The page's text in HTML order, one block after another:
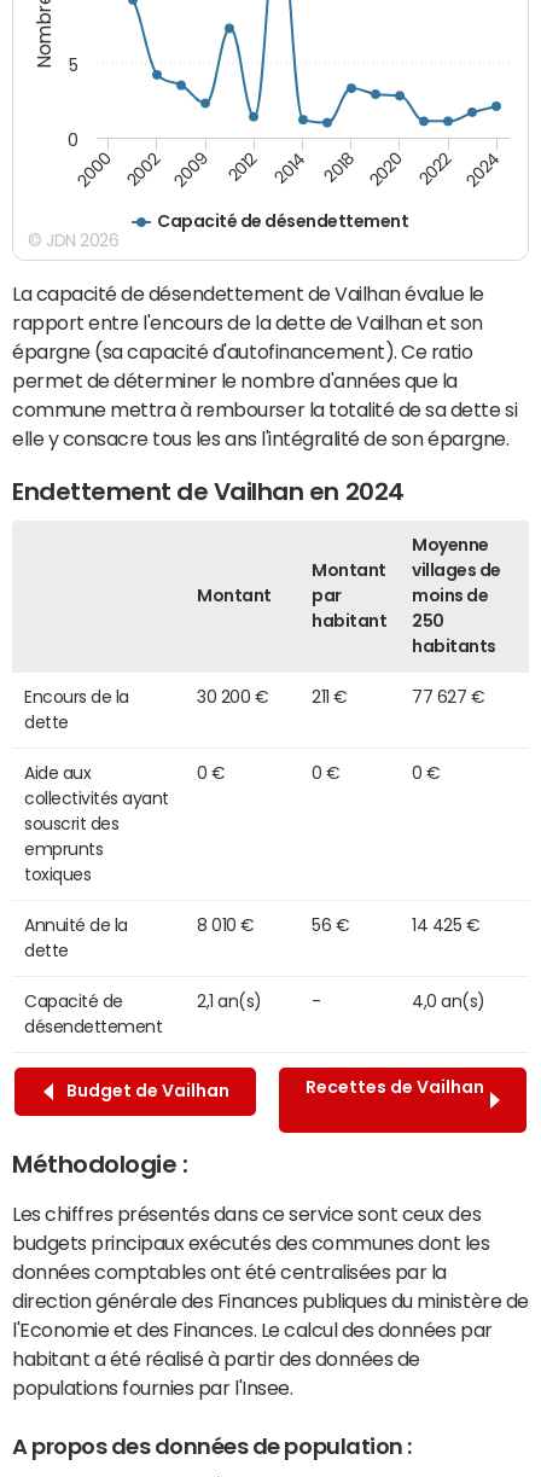
Capacité de désendettement
2000 2002 2009 2012 2014 2018 2020 2022 2024
0
5
© JDN 2026
La capacité de désendettement de Vailhan évalue le
rapport entre l'encours de la dette de Vailhan et son
épargne (sa capacité d'autofinancement). Ce ratio
permet de déterminer le nombre d'années que la
commune mettra à rembourser la totalité de sa dette si
elle y consacre tous les ans l'intégralité de son épargne.
Endettement de Vailhan en 2024
Montant
Montant
par
habitant
Moyenne
villages de
moins de
250
habitants
Encours de la
dette
30 200 € 211 € 77 627 €
Aide aux
collectivités ayant
souscrit des
emprunts
toxiques
0 € 0 € 0 €
Annuité de la
dette
8 010 € 56 € 14 425 €
Capacité de
désendettement
2,1 an(s) - 4,0 an(s)
Budget de Vailhan Recettes de Vailhan
Méthodologie :
Les chiffres présentés dans ce service sont ceux des
budgets principaux exécutés des communes dont les
données comptables ont été centralisées par la
direction générale des Finances publiques du ministère de
l'Economie et des Finances. Le calcul des données par
habitant a été réalisé à partir des données de
populations fournies par l'Insee.
A propos des données de population :